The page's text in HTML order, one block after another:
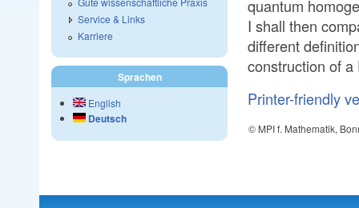
quantum
I shall then
different
construction of
Printer-friendly
© MPI f. Mathematik,
Service & Links
Karriere
Sprachen
English
Deutsch